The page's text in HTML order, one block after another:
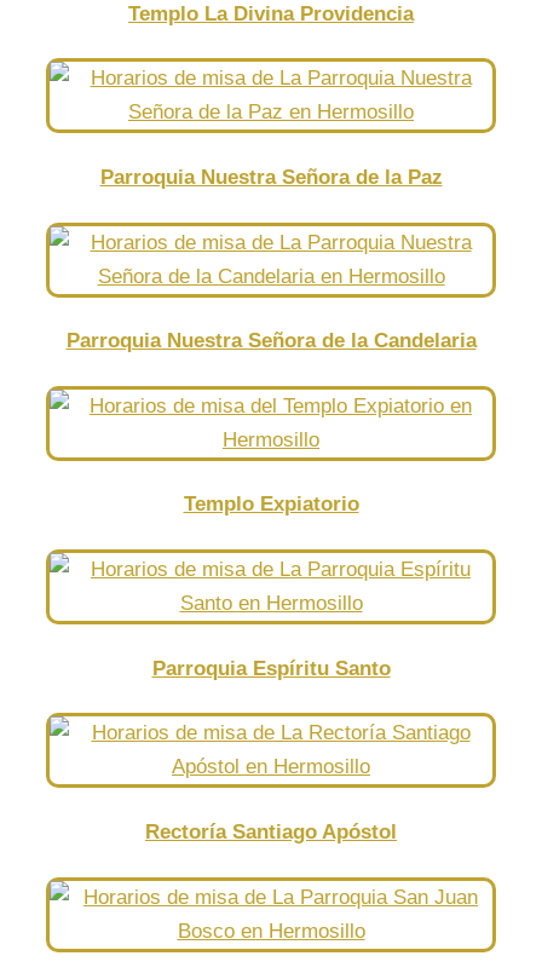
Templo La Divina Providencia
Parroquia Nuestra Señora de la Paz
Parroquia Nuestra Señora de la Candelaria
Templo Expiatorio
Parroquia Espíritu Santo
Rectoría Santiago Apóstol